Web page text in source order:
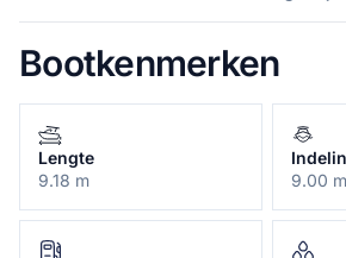
Bootkenmerken
Lengte
9.18 m
9.00 m